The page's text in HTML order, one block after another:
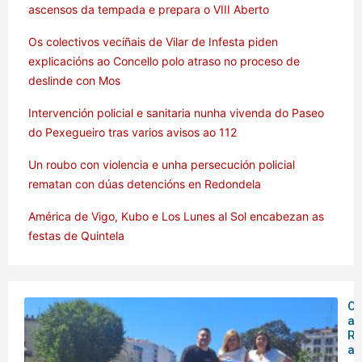
ascensos da tempada e prepara o VIII Aberto
Os colectivos veciñais de Vilar de Infesta piden
explicacións ao Concello polo atraso no proceso de
deslinde con Mos
Intervención policial e sanitaria nunha vivenda do Paseo
do Pexegueiro tras varios avisos ao 112
Un roubo con violencia e unha persecución policial
rematan con dúas detencións en Redondela
América de Vigo, Kubo e Los Lunes al Sol encabezan as
festas de Quintela
O